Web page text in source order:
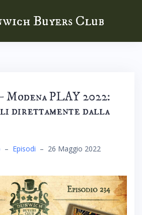
Buyers Club
Modena PLAY 2022:
direttamente dalla
– Episodi – 26 Maggio 2022